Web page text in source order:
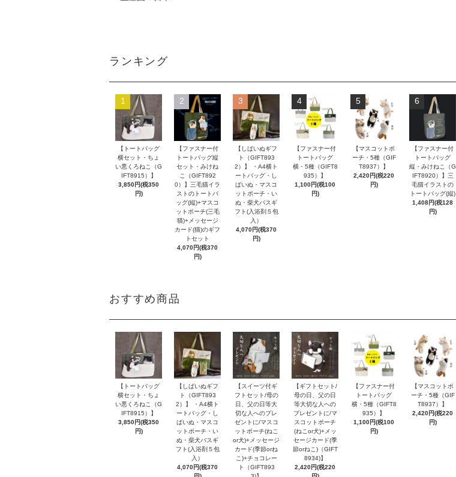
ランキング
1
【トートバッグ
横セット・ちょ
い悪くろねこ（G
IFT8915）】
3,850円(税350
円)
2
【ファスナー付
トートバッグ縦
セット・みけね
こ（GIFT892
0）】三毛猫イラ
ストのトートバ
ッグ(縦)+マスコ
ットポーチ(三毛
猫)+メッセージ
カード(猫)のギフ
トセット
4,070円(税370
円)
3
【しばいぬギフ
ト（GIFT893
2）】 ・A4横ト
ートバッグ・し
ばいぬ・マスコ
ットポーチ・い
ぬ・柴犬バスギ
フト(入浴剤５包
入）
4,070円(税370
円)
4
【ファスナー付
トートバッグ
横・5種（GIFT8
935）】
1,100円(税100
円)
5
【マスコットポ
ーチ・5種（GIF
T8937）】
2,420円(税220
円)
6
【ファスナー付
トートバッグ
縦・みけねこ（G
IFT8920）】三
毛猫イラストの
トートバッグ(縦)
1,408円(税128
円)
おすすめ商品
【トートバッグ
横セット・ちょ
い悪くろねこ（G
IFT8915）】
3,850円(税350
円)
【しばいぬギフ
ト（GIFT893
2）】 ・A4横ト
ートバッグ・し
ばいぬ・マスコ
ットポーチ・い
ぬ・柴犬バスギ
フト(入浴剤５包
入）
4,070円(税370
【スイーツ付ギ
フトセット/母の
日、父の日等大
切な人へのプレ
ゼントに/マスコ
ットポーチ(ねこ
or犬)+メッセージ
カード(季節orね
こ)+チョコレー
ト（GIFT893
【ギフトセット/
母の日、父の日
等大切な人への
プレゼントに/マ
スコットポーチ
(ねこor犬)+メッ
セージカード(季
節orねこ)（GIFT
8934)】
2,420円(税220
【ファスナー付
トートバッグ
横・5種（GIFT8
935）】
1,100円(税100
円)
【マスコットポ
ーチ・5種（GIF
T8937）】
2,420円(税220
円)